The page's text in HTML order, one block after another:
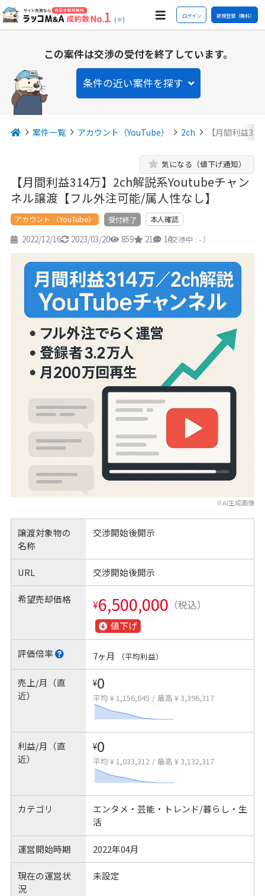
(※) ログイン 新規登録（無料）
この案件は交渉の受付を終了しています。
条件の近い案件を探す
案件一覧 アカウント（YouTube） 2ch 【月間利益
【月間利益314万】2ch解説系Youtubeチャン
ネル譲渡【フル外注可能/属人性なし】
気になる（値下げ通知）
アカウント （YouTube） 受付終了 本人確認
2022/12/16 2023/03/20 859 21 14
（交渉中 : - ）
※AI生成画像
譲渡対象物の
名称
交渉開始後開示
URL 交渉開始後開示
希望売却価格 ¥6,500,000 （税込）
値下げ
評価倍率 7ヶ月 （平均利益）
売上/月（直
近）
¥0
平均 ¥ 1,156,645 / 最高 ¥ 3,396,317
利益/月（直
近）
¥0
平均 ¥ 1,033,312 / 最高 ¥ 3,132,317
カテゴリ
エンタメ・芸能・トレンド/暮らし・生
活
運営開始時期 2022年04月
現在の運営状
況
未設定